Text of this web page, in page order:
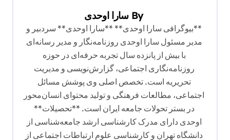
By سارا اوحدی
**بیوگرافی سارا اوحدی** **سارا اوحدی** سردبیر و
مدیر مسئول سارا اوحدی روزنامه‌نگار و مدیر رسانه‌ای
با بیش از پانزده سال تجربه حرفه‌ای در حوزه
روزنامه‌نگاری اجتماعی، گزارش‌نویسی و مدیریت
تحریریه است. تخصص اصلی وی پوشش مسائل
اجتماعی، مطالعات فرهنگی و تولید محتوای انسان‌محور
در بستر تحولات جامعه ایران است. **تحصیلات**
اوحدی دارای مدرک کارشناسی ارشد جامعه‌شناسی از
دانشگاه تهران و کارشناسی علوم ارتباطات اجتماعی از